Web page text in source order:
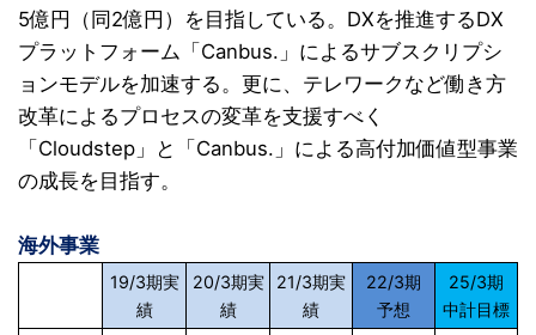
5億円（同2億円）を目指している。DXを推進するDX
プラットフォーム「Canbus.」によるサブスクリプシ
ョンモデルを加速する。更に、テレワークなど働き方
改革によるプロセスの変革を支援すべく
「Cloudstep」と「Canbus.」による高付加価値型事業
の成長を目指す。
海外事業
19/3期実
績
20/3期実
績
21/3期実
績
22/3期
予想
25/3期
中計目標